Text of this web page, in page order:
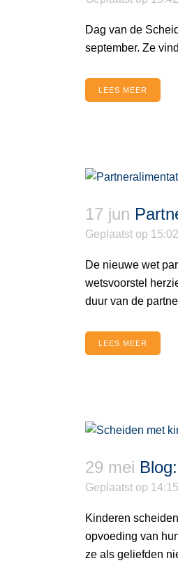
Dag van de
september. Ze
LEES MEER
17 jun
Geplaatst op
De nieuwe wet
wetsvoorstel
duur van de
LEES MEER
29 mei
Geplaatst op
Kinderen
opvoeding van
ze als geliefden